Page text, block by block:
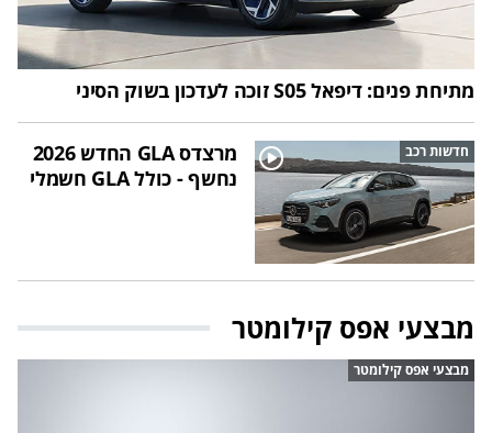
מתיחת פנים: דיפאל S05 זוכה לעדכון בשוק הסיני
חדשות רכב
מרצדס GLA החדש 2026
נחשף - כולל GLA חשמלי
מבצעי אפס קילומטר
מבצעי אפס קילומטר